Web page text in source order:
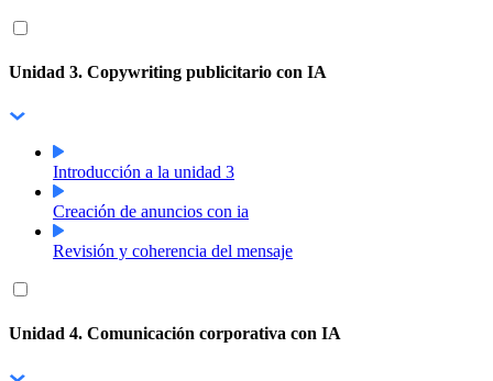
Unidad 3. Copywriting publicitario con IA
Introducción a la unidad 3
Creación de anuncios con ia
Revisión y coherencia del mensaje
Unidad 4. Comunicación corporativa con IA